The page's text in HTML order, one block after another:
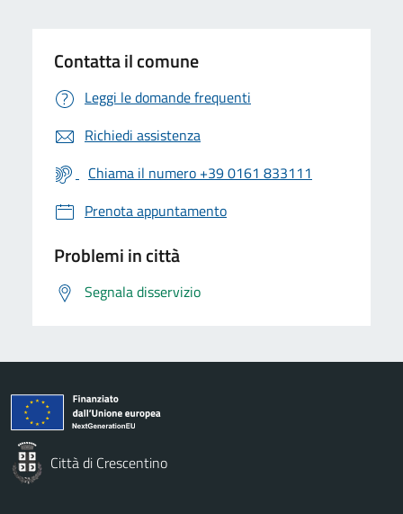
Contatta il comune
Leggi le domande frequenti
Richiedi assistenza
Chiama il numero +39 0161 833111
Prenota appuntamento
Problemi in città
Segnala disservizio
Città di Crescentino